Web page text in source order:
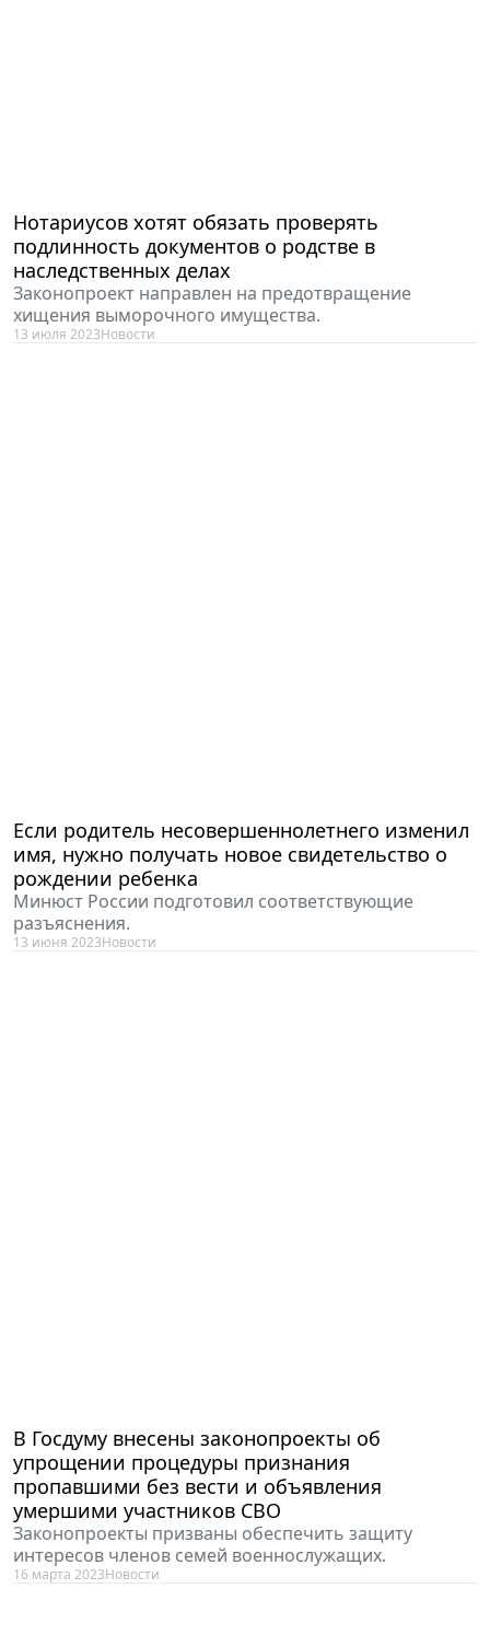
Нотариусов хотят обязать проверять
подлинность документов о родстве в
наследственных делах
Законопроект направлен на предотвращение
хищения выморочного имущества.
13 июля 2023Новости
Если родитель несовершеннолетнего изменил
имя, нужно получать новое свидетельство о
рождении ребенка
Минюст России подготовил соответствующие
разъяснения.
13 июня 2023Новости
В Госдуму внесены законопроекты об
упрощении процедуры признания
пропавшими без вести и объявления
умершими участников СВО
Законопроекты призваны обеспечить защиту
интересов членов семей военнослужащих.
16 марта 2023Новости